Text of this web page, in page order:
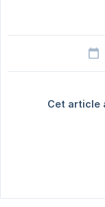
Cet article